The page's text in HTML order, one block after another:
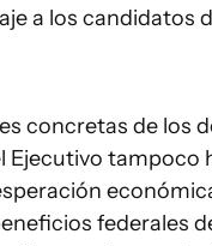
a los candidatos
concretas de los
Ejecutivo tampoco
federales